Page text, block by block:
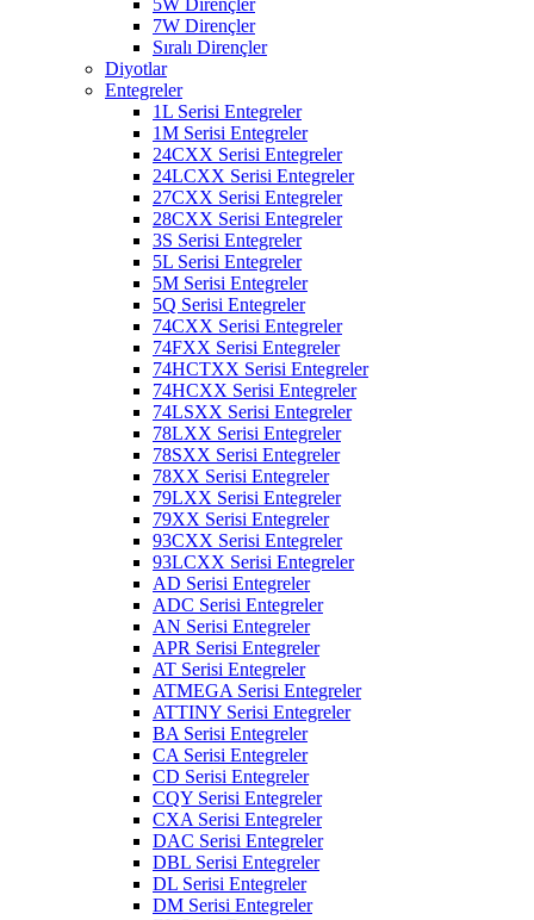
5W Dirençler
7W Dirençler
Sıralı Dirençler
Diyotlar
Entegreler
1L Serisi Entegreler
1M Serisi Entegreler
24CXX Serisi Entegreler
24LCXX Serisi Entegreler
27CXX Serisi Entegreler
28CXX Serisi Entegreler
3S Serisi Entegreler
5L Serisi Entegreler
5M Serisi Entegreler
5Q Serisi Entegreler
74CXX Serisi Entegreler
74FXX Serisi Entegreler
74HCTXX Serisi Entegreler
74HCXX Serisi Entegreler
74LSXX Serisi Entegreler
78LXX Serisi Entegreler
78SXX Serisi Entegreler
78XX Serisi Entegreler
79LXX Serisi Entegreler
79XX Serisi Entegreler
93CXX Serisi Entegreler
93LCXX Serisi Entegreler
AD Serisi Entegreler
ADC Serisi Entegreler
AN Serisi Entegreler
APR Serisi Entegreler
AT Serisi Entegreler
ATMEGA Serisi Entegreler
ATTINY Serisi Entegreler
BA Serisi Entegreler
CA Serisi Entegreler
CD Serisi Entegreler
CQY Serisi Entegreler
CXA Serisi Entegreler
DAC Serisi Entegreler
DBL Serisi Entegreler
DL Serisi Entegreler
DM Serisi Entegreler